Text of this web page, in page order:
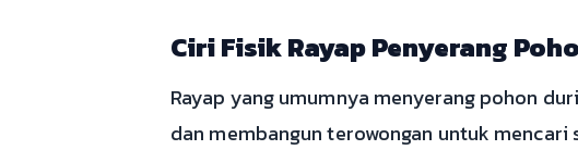
Ciri Fisik Rayap Penyerang
Rayap yang umumnya menyerang pohon
dan membangun terowongan untuk